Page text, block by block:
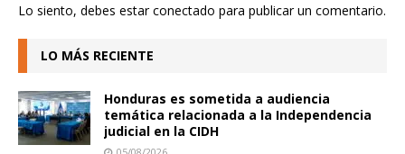
Lo siento, debes estarconectado para publicar un comentario.
LO MÁS RECIENTE
Honduras es sometida a audiencia
temática relacionada a la Independencia
judicial en la CIDH